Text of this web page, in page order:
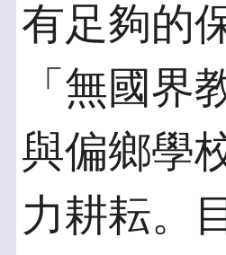
有足夠的
「無國界
與偏鄉學
力耕耘。